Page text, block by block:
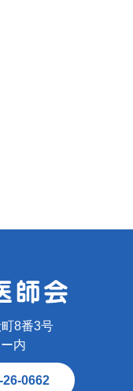
8番3号
内
26-0662